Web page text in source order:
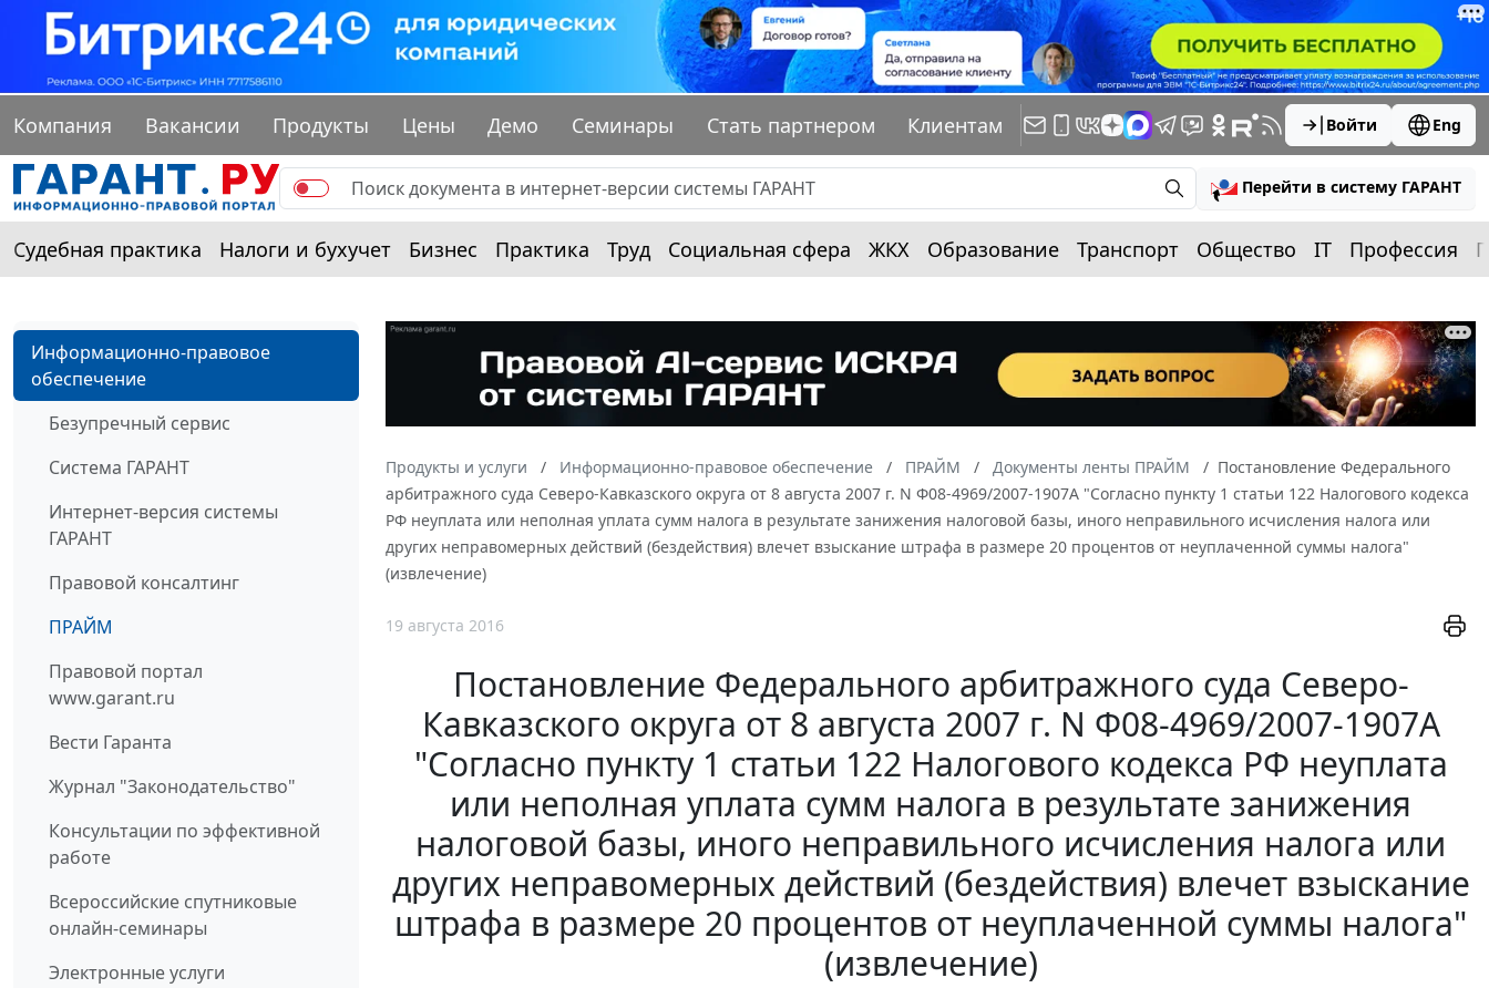
Компания Вакансии Продукты Цены Демо Семинары Стать партнером Клиентам Войти Eng
Перейти в систему ГАРАНТ
Судебная практика Налоги и бухучет Бизнес Практика Труд Социальная сфера ЖКХ Образование Транспорт Общество IT Профессия
Информационно-правовое
обеспечение
Безупречный сервис
Система ГАРАНТ
Интернет-версия системы
ГАРАНТ
Правовой консалтинг
ПРАЙМ
Правовой портал
www.garant.ru
Вести Гаранта
Журнал "Законодательство"
Консультации по эффективной
работе
Всероссийские спутниковые
онлайн-семинары
Электронные услуги
Продукты и услуги Информационно-правовое обеспечение ПРАЙМ Документы ленты ПРАЙМ
Постановление Федерального
арбитражного суда Северо-Кавказского округа от 8 августа 2007 г. N Ф08-4969/2007-1907А "Согласно пункту 1 статьи 122 Налогового кодекса
РФ неуплата или неполная уплата сумм налога в результате занижения налоговой базы, иного неправильного исчисления налога или
других неправомерных действий (бездействия) влечет взыскание штрафа в размере 20 процентов от неуплаченной суммы налога"
(извлечение)
19 августа 2016
Постановление Федерального арбитражного суда Северо-
Кавказского округа от 8 августа 2007 г. N Ф08-4969/2007-1907А
"Согласно пункту 1 статьи 122 Налогового кодекса РФ неуплата
или неполная уплата сумм налога в результате занижения
налоговой базы, иного неправильного исчисления налога или
других неправомерных действий (бездействия) влечет взыскание
штрафа в размере 20 процентов от неуплаченной суммы налога"
(извлечение)